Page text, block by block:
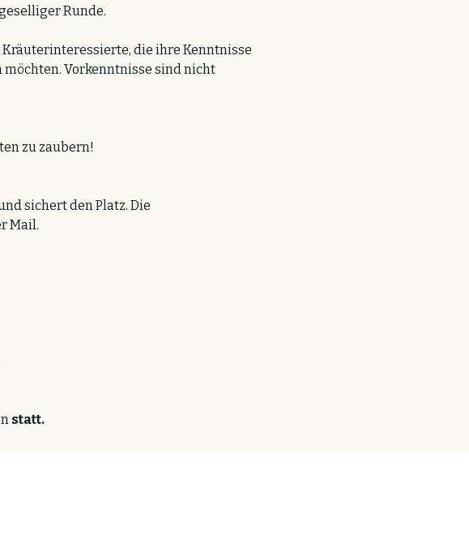
Runde.
die ihre Kenntnisse
Vorkenntnisse sind nicht
zu zaubern!
sichert den Platz. Die
Mail.
statt.